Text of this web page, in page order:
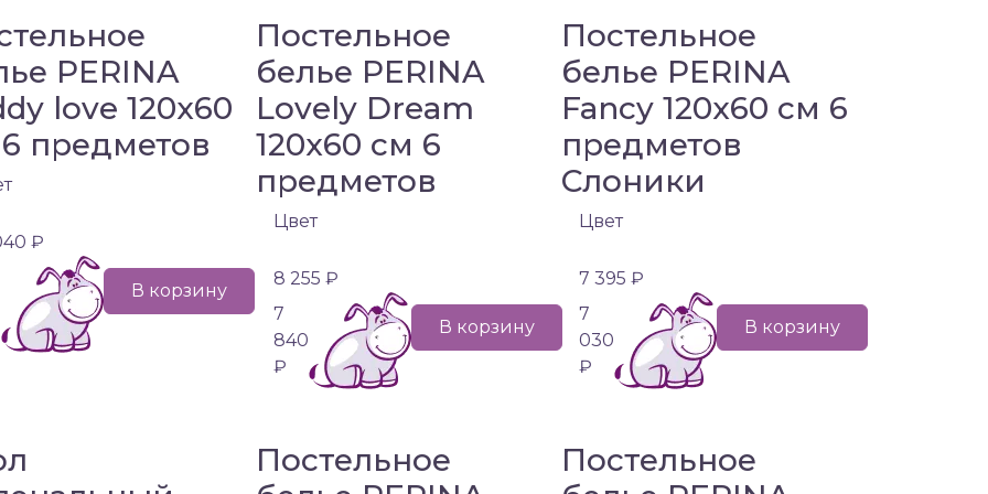
PERINA
love 120х60
предметов
₽
В корзину
Постельное
белье PERINA
Lovely Dream
120х60 см 6
предметов
Цвет
8 255 ₽
7
840
₽
В корзину
Постельное
белье PERINA
Fancy 120х60 см 6
предметов
Слоники
Цвет
7 395 ₽
7
030
₽
В корзину
Постельное
Постельное